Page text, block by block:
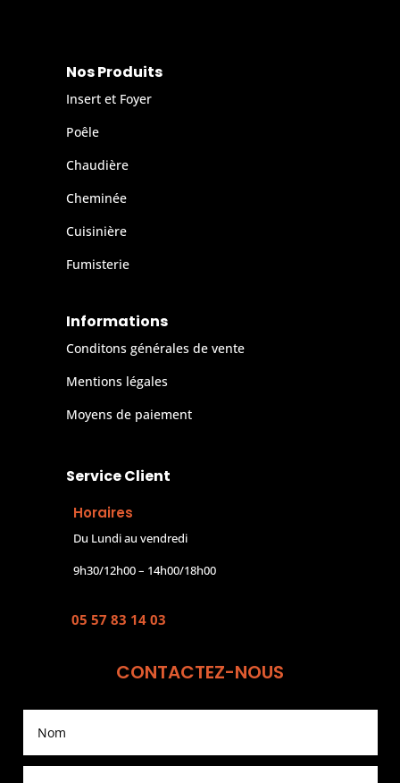
Nos Produits
Insert et Foyer
Poêle
Chaudière
Cheminée
Cuisinière
Fumisterie
Informations
Conditons générales de vente
Mentions légales
Moyens de paiement
Service Client
Horaires
Du Lundi au vendredi
9h30/12h00 – 14h00/18h00
05 57 83 14 03
CONTACTEZ-NOUS